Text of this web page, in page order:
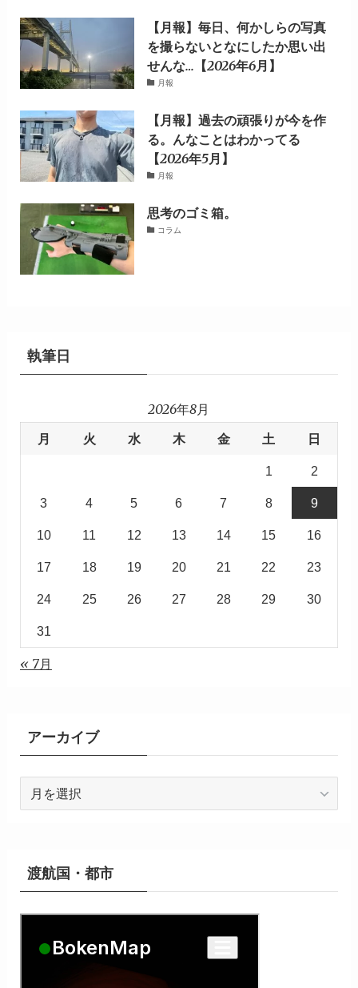
【月報】毎日、何かしらの写真
を撮らないとなにしたか思い出
せんな…【2026年6月】
月報
【月報】過去の頑張りが今を作
る。んなことはわかってる
【2026年5月】
月報
思考のゴミ箱。
コラム
執筆日
2026年8月
月
火 水 木 金 土 日
1 2
3 4 5 6 7 8 9
10 11 12 13 14 15 16
17 18 19 20 21 22 23
24 25 26 27 28 29 30
31
« 7月
アーカイブ
ー
ブ
渡航国・都市